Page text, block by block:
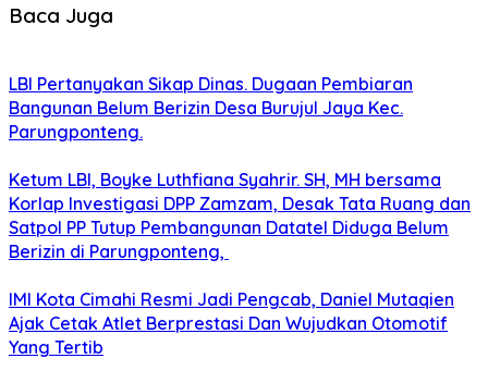
Baca Juga
LBI Pertanyakan Sikap Dinas. Dugaan Pembiaran
Bangunan Belum Berizin Desa Burujul Jaya Kec.
Parungponteng.
Ketum LBI, Boyke Luthfiana Syahrir. SH, MH bersama
Korlap Investigasi DPP Zamzam, Desak Tata Ruang dan
Satpol PP Tutup Pembangunan Datatel Diduga Belum
Berizin di Parungponteng,
IMI Kota Cimahi Resmi Jadi Pengcab, Daniel Mutaqien
Ajak Cetak Atlet Berprestasi Dan Wujudkan Otomotif
Yang Tertib